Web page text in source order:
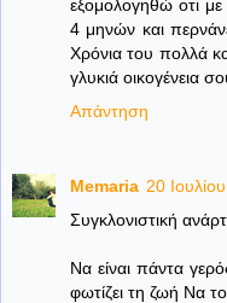
εξομολογηθώ οτι με
4 μηνών και
Χρόνια του πολλά
γλυκιά οικογένεια
Απάντηση
Memaria 20
Συγκλονιστική
Να είναι πάντα
φωτίζει τη ζωή Να